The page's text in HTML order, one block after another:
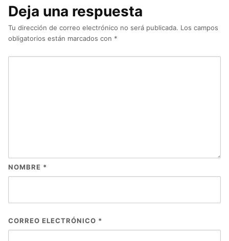
Deja una respuesta
Tu dirección de correo electrónico no será publicada. Los campos
obligatorios están marcados con *
NOMBRE *
CORREO ELECTRÓNICO *